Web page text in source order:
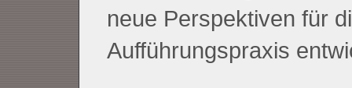
neue Perspektiven für
Aufführungspraxis